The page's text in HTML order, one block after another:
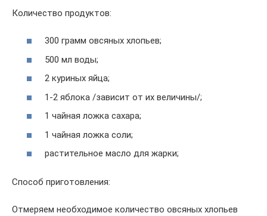
Количество продуктов:
300 грамм овсяных хлопьев;
500 мл воды;
2 куриных яйца;
1-2 яблока /зависит от их величины/;
1 чайная ложка сахара;
1 чайная ложка соли;
растительное масло для жарки;
Способ приготовления:
Отмеряем необходимое количество овсяных хлопьев